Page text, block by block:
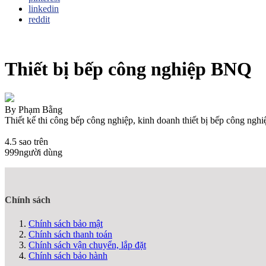
linkedin
reddit
Thiết bị bếp công nghiệp BNQ
By Phạm Bằng
Thiết kế thi công bếp công nghiệp, kinh doanh thiết bị bếp công
4.5 sao trên
999người dùng
Chính sách
Chính sách bảo mật
Chính sách thanh toán
Chính sách vận chuyển, lắp đặt
Chính sách bảo hành